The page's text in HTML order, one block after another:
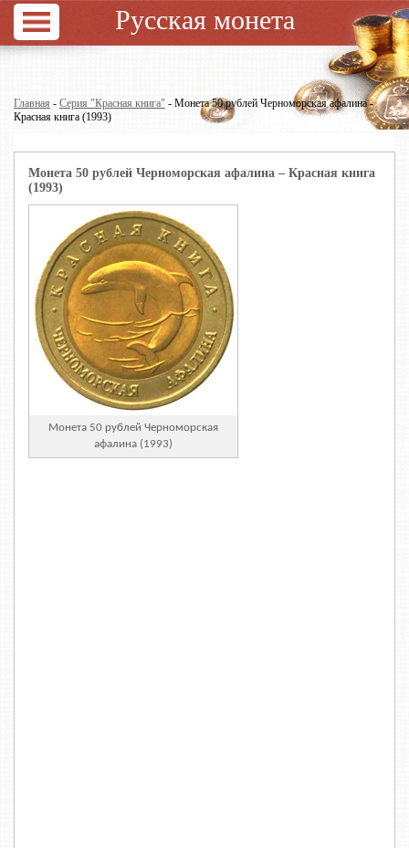
Русская монета
Главная - Серия "Красная книга" - Монета 50 рублей Черноморская афалина -
Красная книга (1993)
Монета 50 рублей Черноморская афалина – Красная книга
(1993)
Монета 50 рублей Черноморская
афалина (1993)